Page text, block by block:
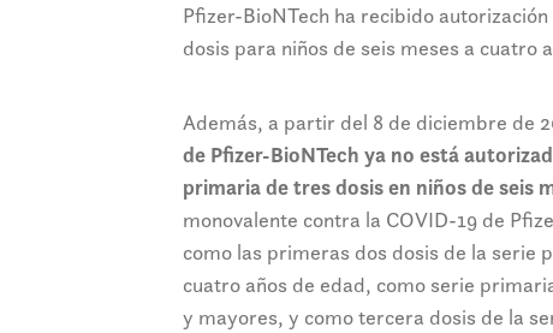
Pfizer-BioNTech ha recibido
dosis para niños de seis meses a cuatro
Además, a partir del 8 de diciembre de
de Pfizer-BioNTech ya no está
primaria de tres dosis en niños de seis
monovalente contra la COVID-19 de
como las primeras dos dosis de la serie
cuatro años de edad, como serie
y mayores, y como tercera dosis de la